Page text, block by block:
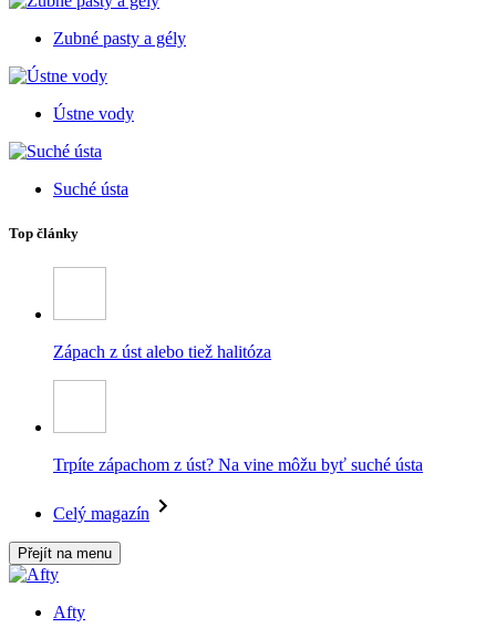
Zubné pasty a gély
Ústne vody
Suché ústa
Top články
Zápach z úst alebo tiež halitóza
Trpíte zápachom z úst? Na vine môžu byť suché ústa
Celý magazín
Přejít na menu
Afty